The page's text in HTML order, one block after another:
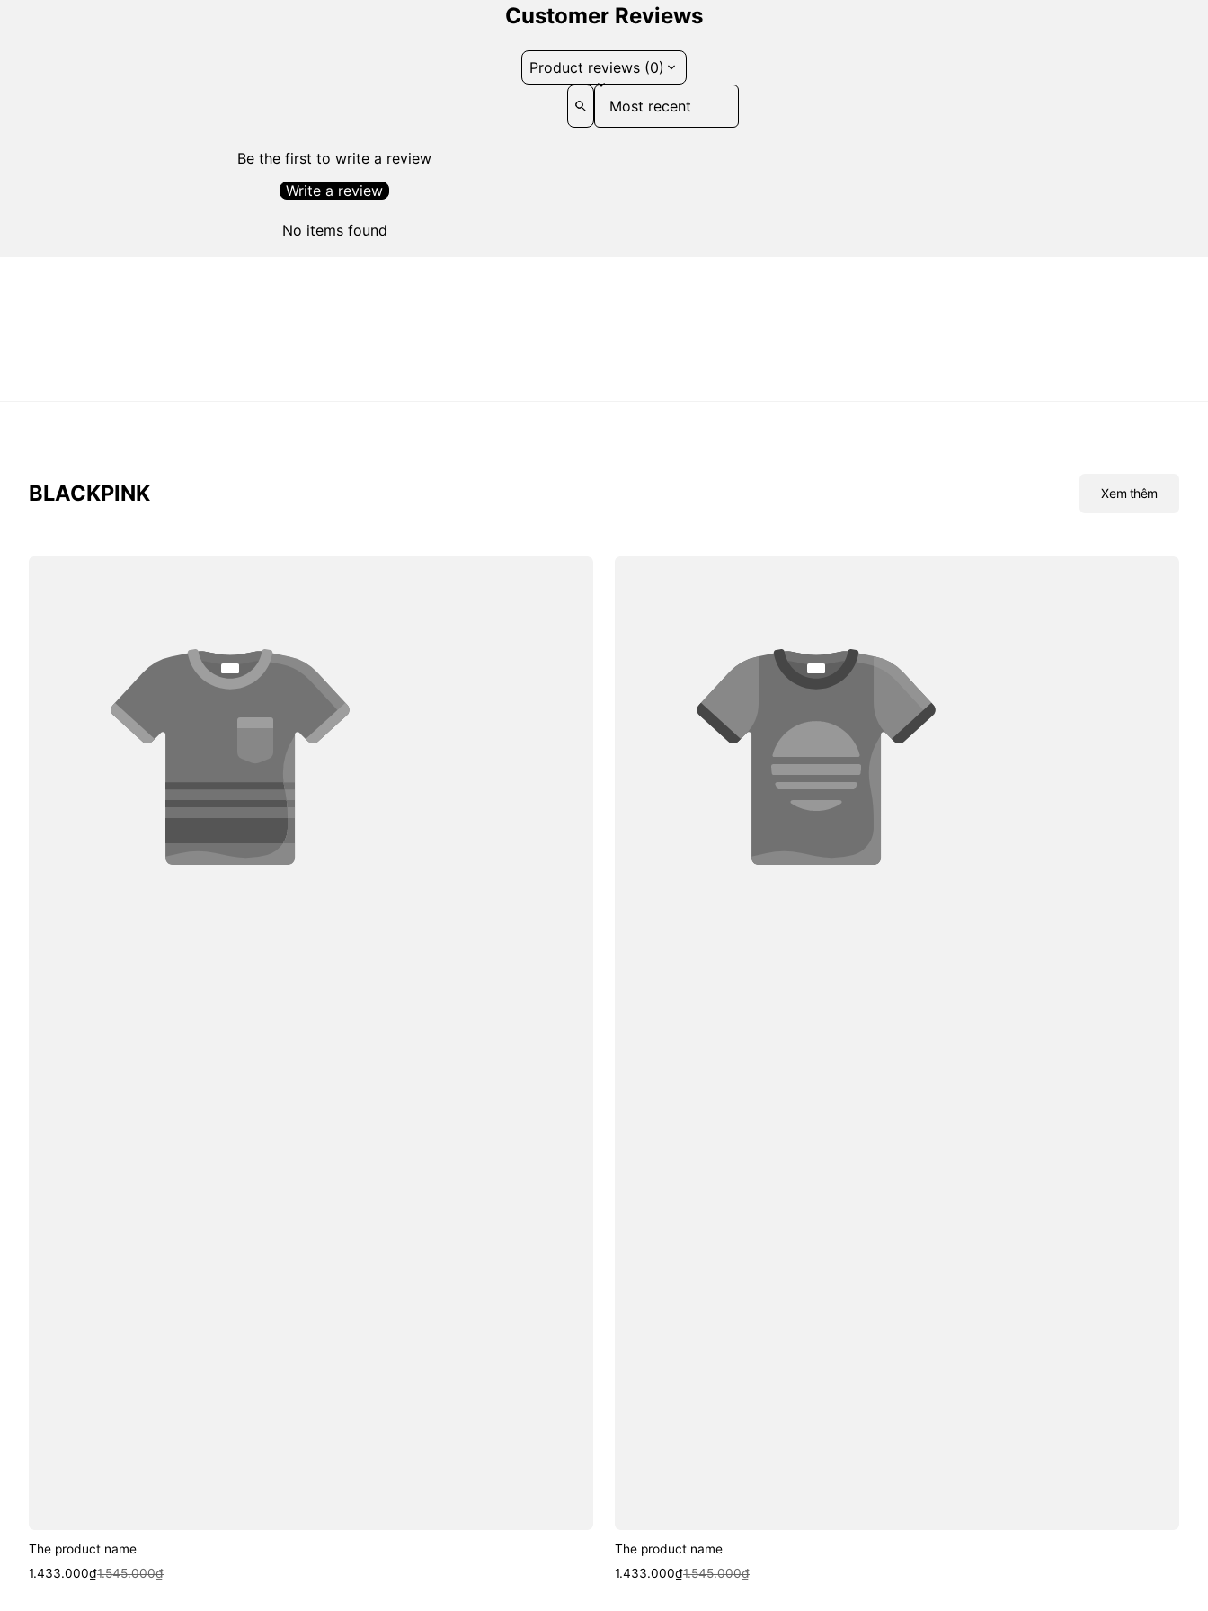
Customer Reviews
Product reviews (0)
Sort reviews by
Be the first to write a review
Write a review
No items found
BLACKPINK Xem thêm
The product name
Sale
1.433.000₫
Regular
1.545.000₫
The product name
Sale
1.433.000₫
Regular
1.545.000₫